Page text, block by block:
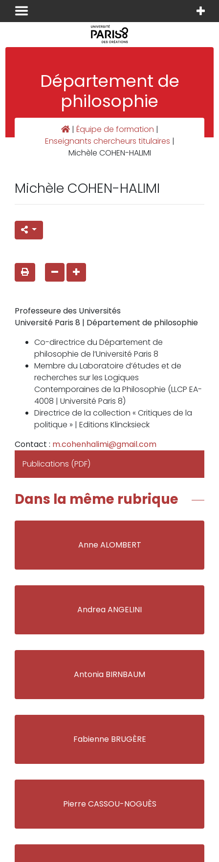
Panneau de gestion des cookies
Département de
philosophie
| Équipe de formation |
Enseignants chercheurs titulaires |
Michèle COHEN-HALIMI
Michèle COHEN-HALIMI
Professeure des Universités
Université Paris 8 | Département de philosophie
Co-directrice du Département de
philosophie de l’Université Paris 8
Membre du Laboratoire d’études et de
recherches sur les Logiques
Contemporaines de la Philosophie (LLCP EA-
4008 | Université Paris 8)
Directrice de la collection « Critiques de la
politique » | Editions Klincksieck
Contact : m.cohenhalimi@gmail.com
Publications (PDF)
Dans la même rubrique
Anne ALOMBERT
Andrea ANGELINI
Antonia BIRNBAUM
Fabienne BRUGÈRE
Pierre CASSOU-NOGUÈS